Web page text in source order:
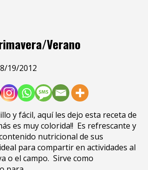
Verano
19/2012
y fácil, aquí les dejo esta receta de
es muy colorida!! Es refrescante y
nutricional de sus
para compartir en actividades al
o el campo. Sirve como